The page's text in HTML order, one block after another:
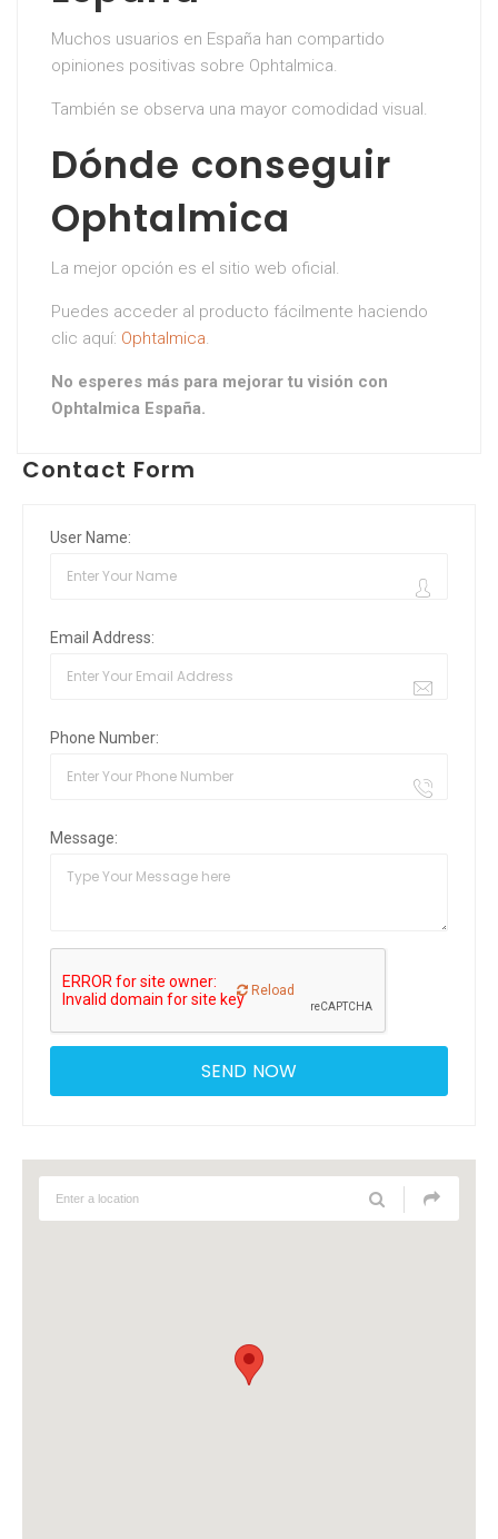
Muchos usuarios en España han compartido
opiniones positivas sobre Ophtalmica.
También se observa una mayor comodidad visual.
Dónde conseguir
Ophtalmica
La mejor opción es el sitio web oficial.
Puedes acceder al producto fácilmente haciendo
clic aquí: Ophtalmica.
No esperes más para mejorar tu visión con
Ophtalmica España.
Contact Form
User Name:
Email Address:
Phone Number:
Message:
Reload